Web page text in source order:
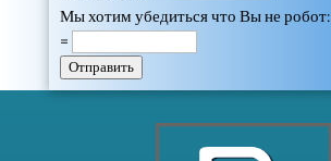
Мы хотим убедиться что Вы не робот:
=
Отправить